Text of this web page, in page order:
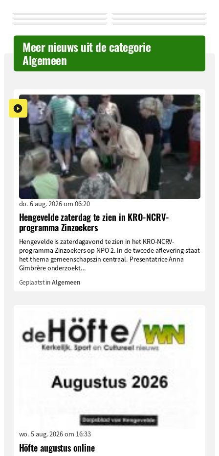
Meer nieuws uit de categorie
Algemeen
do. 6 aug. 2026 om 06:20
Hengevelde zaterdag te zien in KRO-NCRV-
programma Zinzoekers
Hengevelde is zaterdagavond te zien in het KRO-NCRV-
programma Zinzoekers op NPO 2. In de tweede aflevering staat
het thema gemeenschapszin centraal. Presentatrice Anna
Gimbrère onderzoekt...
Geplaatst inAlgemeen
wo. 5 aug. 2026 om 16:33
Höfte augustus online